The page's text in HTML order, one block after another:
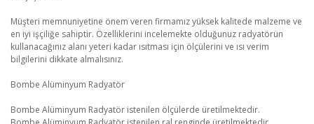
Müşteri memnuniyetine önem veren firmamız yüksek kalitede malzeme ve
en iyi işçiliğe sahiptir. Özelliklerini incelemekte olduğunuz radyatörün
kullanacağınız alanı yeteri kadar ısıtması için ölçülerini ve ısı verim
bilgilerini dikkate almalısınız.
Bombe Alüminyum Radyatör
Bombe Alüminyum Radyatör istenilen ölçülerde üretilmektedir.